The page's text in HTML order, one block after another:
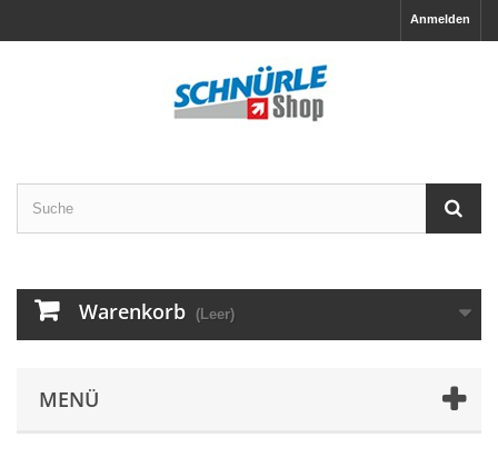
Anmelden
Warenkorb (Leer)
MENÜ